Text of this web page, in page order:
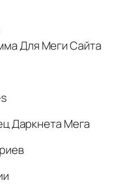
Для Меги Сайта
Даркнета Мега